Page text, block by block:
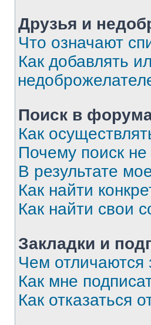
Друзья и
Что означают
Как добавлять
Поиск в
Как
Почему поиск не
В результате
Как найти
Как найти свои
Закладки и
Чем отличаются
Как мне
Как отказаться